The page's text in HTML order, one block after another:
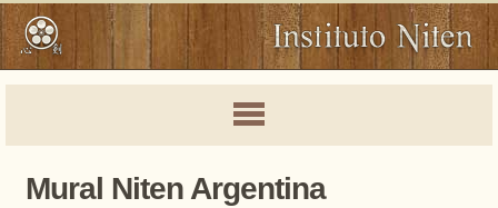
Mural Niten Argentina